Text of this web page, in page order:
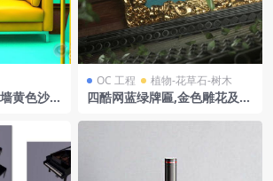
黄色沙发
OC 工程 植物-花草石-树木
四酷网蓝绿牌匾,金色雕花及绿